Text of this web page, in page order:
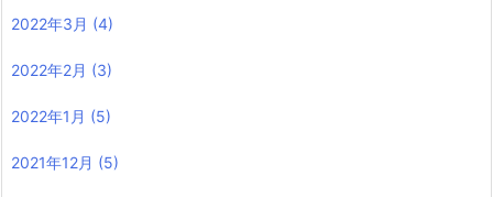
2022年3月 (4)
2022年2月 (3)
2022年1月 (5)
2021年12月 (5)